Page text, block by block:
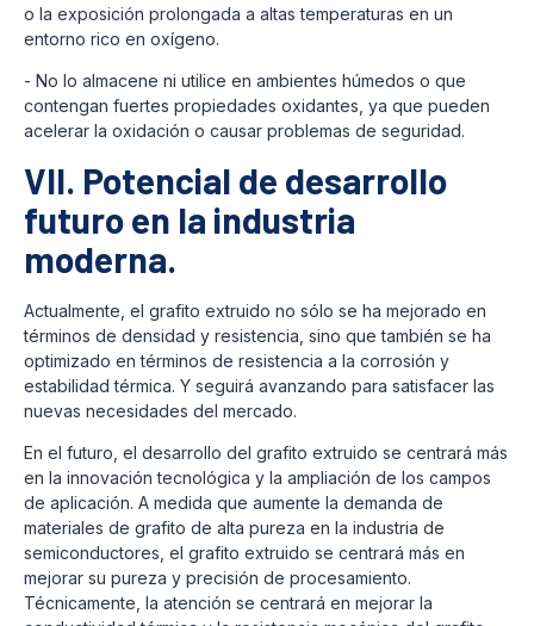
o la exposición prolongada a altas temperaturas en un
entorno rico en oxígeno.
- No lo almacene ni utilice en ambientes húmedos o que
contengan fuertes propiedades oxidantes, ya que pueden
acelerar la oxidación o causar problemas de seguridad.
VII. Potencial de desarrollo
futuro en la industria
moderna.
Actualmente, el grafito extruido no sólo se ha mejorado en
términos de densidad y resistencia, sino que también se ha
optimizado en términos de resistencia a la corrosión y
estabilidad térmica. Y seguirá avanzando para satisfacer las
nuevas necesidades del mercado.
En el futuro, el desarrollo del grafito extruido se centrará más
en la innovación tecnológica y la ampliación de los campos
de aplicación. A medida que aumente la demanda de
materiales de grafito de alta pureza en la industria de
semiconductores, el grafito extruido se centrará más en
mejorar su pureza y precisión de procesamiento.
Técnicamente, la atención se centrará en mejorar la